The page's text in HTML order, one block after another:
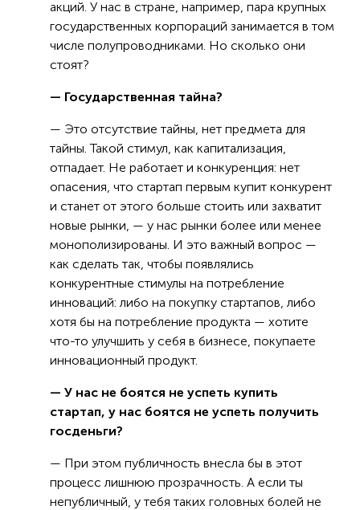
акций. У нас в стране, например, пара крупных
государственных корпораций занимается в том
числе полупроводниками. Но сколько они
стоят?
— Государственная тайна?
— Это отсутствие тайны, нет предмета для
тайны. Такой стимул, как капитализация,
отпадает. Не работает и конкуренция: нет
опасения, что стартап первым купит конкурент
и станет от этого больше стоить или захватит
новые рынки, — у нас рынки более или менее
монополизированы. И это важный вопрос —
как сделать так, чтобы появлялись
конкурентные стимулы на потребление
инноваций: либо на покупку стартапов, либо
хотя бы на потребление продукта — хотите
что-то улучшить у себя в бизнесе, покупаете
инновационный продукт.
— У нас не боятся не успеть купить
стартап, у нас боятся не успеть получить
госденьги?
— При этом публичность внесла бы в этот
процесс лишнюю прозрачность. А если ты
непубличный, у тебя таких головных болей не